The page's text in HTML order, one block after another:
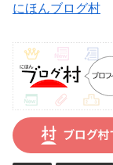
にほんブログ村